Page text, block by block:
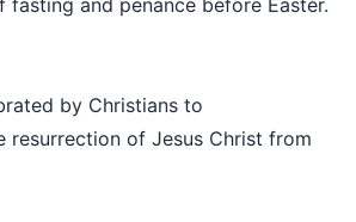
fasting and penance before Easter.
by Christians to
resurrection of Jesus Christ from